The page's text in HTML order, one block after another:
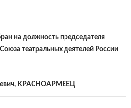
на должность председателя
театральных деятелей России
КРАСНОАРМЕЕЦ